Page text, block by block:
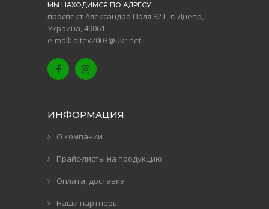
МЫ НАХОДИМСЯ ПО АДРЕСУ:
проспект Александра Поля 82 Г, г. Днепр,
Украина, 49061
e-mail: altex2003@ukr.net
ИНФОРМАЦИЯ
О компании
Прайс-листы на продукцию
Оплата, доставка
Наши партнеры